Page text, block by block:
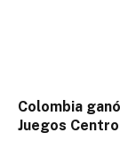
Colombia
Juegos